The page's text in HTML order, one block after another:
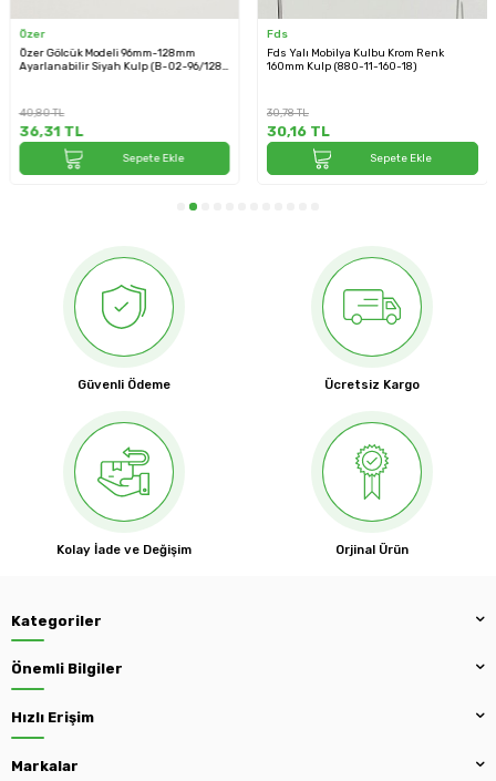
Özer
Özer Gölcük Modeli 96mm-128mm
Ayarlanabilir Siyah Kulp (B-02-96/128-
40,80TL
36,31TL
Sepete Ekle
Fds
Fds Yalı Mobilya Kulbu Krom Renk
160mm Kulp (880-11-160-18)
30,78TL
30,16TL
Sepete Ekle
Güvenli Ödeme Ücretsiz Kargo
Kolay İade ve Değişim Orjinal Ürün
Kategoriler
Önemli Bilgiler
Hızlı Erişim
Markalar